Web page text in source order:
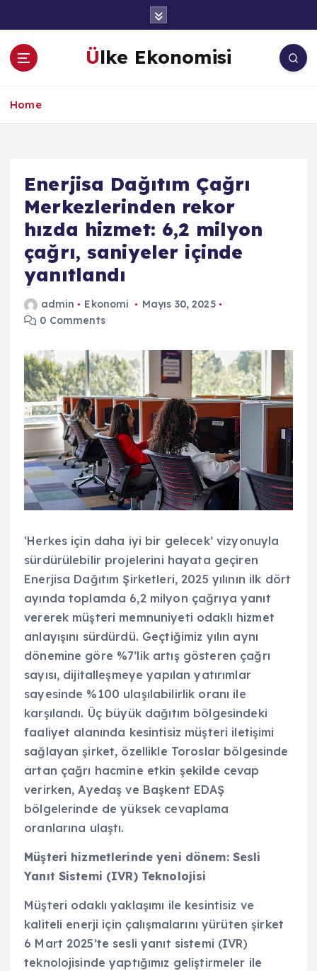
a
Ülke Ekonomisi
Home
Enerjisa Dağıtım Çağrı
Merkezlerinden rekor
hızda hizmet: 6,2 milyon
çağrı, saniyeler içinde
yanıtlandı
admin Ekonomi
Mayıs 30, 2025
0 Comments
‘Herkes için daha iyi bir gelecek’ vizyonuyla
sürdürülebilir projelerini hayata geçiren
Enerjisa Dağıtım Şirketleri, 2025 yılının ilk dört
ayında toplamda 6,2 milyon çağrıya yanıt
vererek müşteri memnuniyeti odaklı hizmet
anlayışını sürdürdü. Geçtiğimiz yılın aynı
dönemine göre %7’lik artış gösteren çağrı
sayısı, dijitalleşmeye yapılan yatırımlar
sayesinde %100 ulaşılabilirlik oranı ile
karşılandı. Üç büyük dağıtım bölgesindeki
faaliyet alanında kesintisiz müşteri iletişimi
sağlayan şirket, özellikle Toroslar bölgesinde
artan çağrı hacmine etkin şekilde cevap
verirken, Ayedaş ve Başkent EDAŞ
bölgelerinde de yüksek cevaplama
oranlarına ulaştı.
Müşteri hizmetlerinde yeni dönem: Sesli
Yanıt Sistemi (IVR) Teknolojisi
Müşteri odaklı yaklaşımı ile kesintisiz ve
kaliteli enerji için çalışmalarını yürüten şirket
6 Mart 2025’te sesli yanıt sistemi (IVR)
teknolojisinde yaptığımız geliştirmeler ile